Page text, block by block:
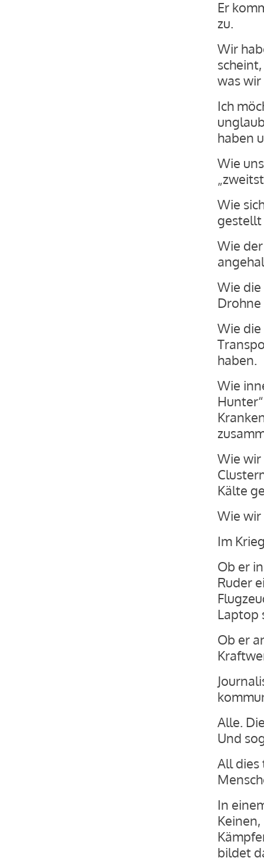
Er
zu.
Wir
was
Ich
haben
Wie
Wie
gestellt
Wie
Wie
Wie die
haben.
Wie
Wie wir
Kälte
Wie
Im
Ob er
Ruder
Laptop
Ob er
Alle.
Und
All dies
In
bildet